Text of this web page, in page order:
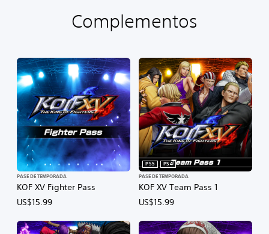
Complementos
KOF XV Fighter Pass
PASE DE TEMPORADA
US$15.99
KOF XV Team Pass 1
PS5
PS4
PASE DE TEMPORADA
US$15.99